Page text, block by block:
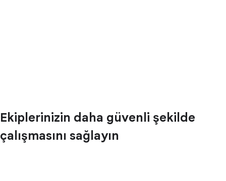
Ekiplerinizin daha güvenli şekilde
çalışmasını sağlayın